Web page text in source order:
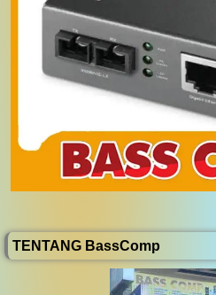
TENTANG BassComp